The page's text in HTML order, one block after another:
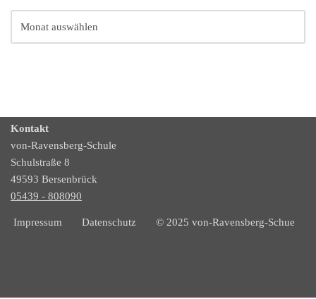
Kontakt
von-Ravensberg-Schule
Schulstraße 8
49593 Bersenbrück
05439 - 808090
Impressum Datenschutz © 2025 von-Ravensberg-Schue